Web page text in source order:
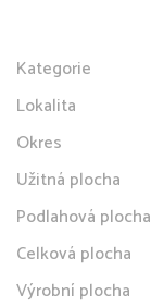
Kategorie
Lokalita
Okres
Užitná plocha
Podlahová plocha
Celková plocha
Výrobní plocha